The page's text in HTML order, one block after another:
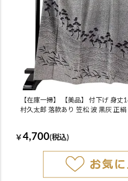
【在庫一掃】 【美品】 付下げ 身丈
村久太郎 落款あり 笠松 波 黒灰 正絹
￥ 4,700(税込)